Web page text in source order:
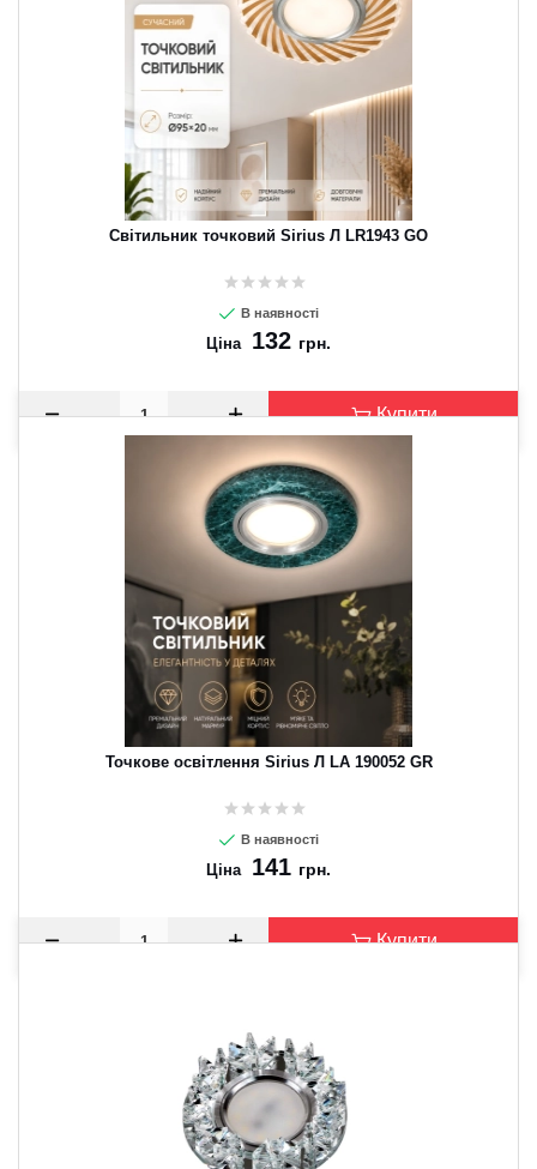
Світильник точковий Sirius Л LR1943 GO
В наявності
Ціна 132 грн.
Купити
Точкове освітлення Sirius Л LA 190052 GR
В наявності
Ціна 141 грн.
Купити